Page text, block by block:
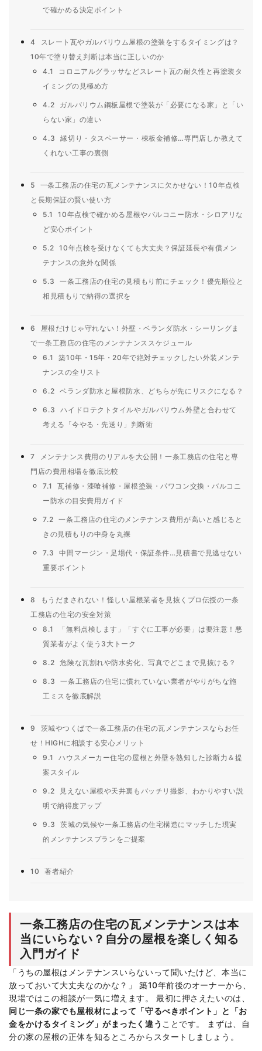
で確かめる決定ポイント
4
スレート瓦やガルバリウム屋根の塗装をするタイミングは？
10年で塗り替え判断は本当に正しいのか
4.1
コロニアルグラッサなどスレート瓦の耐久性と再塗装タ
イミングの見極め方
4.2
ガルバリウム鋼板屋根で塗装が「必要になる家」と「い
らない家」の違い
4.3
縁切り・タスペーサー・棟板金補修…専門店しか教えて
くれない工事の裏側
5
一条工務店の住宅の瓦メンテナンスに欠かせない！10年点検
と長期保証の賢い使い方
5.1
10年点検で確かめる屋根やバルコニー防水・シロアリな
ど安心ポイント
5.2 10年点検を受けなくても大丈夫？保証延長や有償メン
テナンスの意外な関係
5.3
一条工務店の住宅の見積もり前にチェック！優先順位と
相見積もりで納得の選択を
6
屋根だけじゃ守れない！外壁・ベランダ防水・シーリングま
で一条工務店の住宅のメンテナンススケジュール
6.1
築10年・15年・20年で絶対チェックしたい外装メンテ
ナンスの全リスト
6.2 ベランダ防水と屋根防水、どちらが先にリスクになる？
6.3
ハイドロテクトタイルやガルバリウム外壁と合わせて
考える「今やる・先送り」判断術
7
メンテナンス費用のリアルを大公開！一条工務店の住宅と専
門店の費用相場を徹底比較
7.1
瓦補修・漆喰補修・屋根塗装・パワコン交換・バルコニ
ー防水の目安費用ガイド
7.2 一条工務店の住宅のメンテナンス費用が高いと感じると
きの見積もりの中身を丸裸
7.3
中間マージン・足場代・保証条件…見積書で見逃せない
重要ポイント
8
もうだまされない！怪しい屋根業者を見抜くプロ伝授の一条
工務店の住宅の安全対策
8.1
「無料点検します」「すぐに工事が必要」は要注意！悪
質業者がよく使う3大トーク
8.2 危険な瓦割れや防水劣化、写真でどこまで見抜ける？
8.3
一条工務店の住宅に慣れていない業者がやりがちな施
工ミスを徹底解説
9
茨城やつくばで一条工務店の住宅の瓦メンテナンスならお任
せ！HIGHに相談する安心メリット
9.1
ハウスメーカー住宅の屋根と外壁を熟知した診断力＆提
案スタイル
9.2
見えない屋根や天井裏もバッチリ撮影、わかりやすい説
明で納得度アップ
9.3
茨城の気候や一条工務店の住宅構造にマッチした現実
的メンテナンスプランをご提案
10 著者紹介
一条工務店の住宅の瓦メンテナンスは本
当にいらない？自分の屋根を楽しく知る
入門ガイド
「うちの屋根はメンテナンスいらないって聞いたけど、本当に
放っておいて大丈夫なのかな？」 築10年前後のオーナーから、
現場ではこの相談が一気に増えます。 最初に押さえたいのは、
同じ一条の家でも屋根材によって「守るべきポイント」と「お
金をかけるタイミング」がまったく違う ことです。 まずは、自
分の家の屋根の正体を知るところからスタートしましょう。